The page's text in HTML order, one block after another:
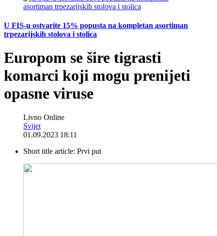
U FIS-u ostvarite 15% popusta na kompletan asortiman
trpezarijskih stolova i stolica
Europom se šire tigrasti
komarci koji mogu prenijeti
opasne viruse
Livno Online
Svijet
01.09.2023 18:11
Short title article: Prvi put